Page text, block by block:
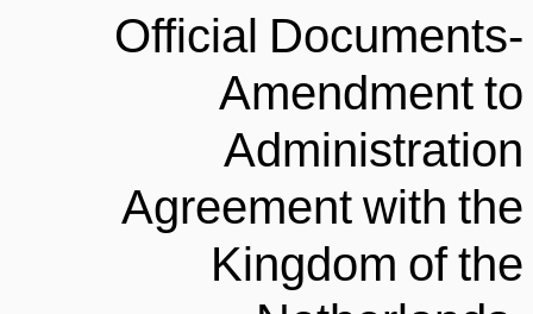
Official
Amendment
Agreement with
Kingdom of